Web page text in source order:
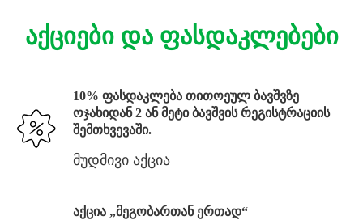
აქციები და ფასდაკლებები
10% ფასდაკლება თითოეულ ბავშვზე
ოჯახიდან 2 ან მეტი ბავშვის რეგისტრაციის
შემთხვევაში.
მუდმივი აქცია
აქცია „მეგობართან ერთად“